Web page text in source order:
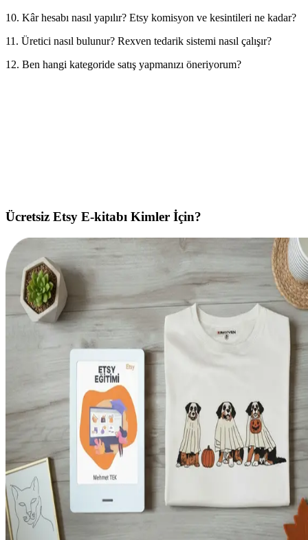
10. Kâr hesabı nasıl yapılır? Etsy komisyon ve kesintileri ne kadar?
11. Üretici nasıl bulunur? Rexven tedarik sistemi nasıl çalışır?
12. Ben hangi kategoride satış yapmanızı öneriyorum?
Ücretsiz Etsy E-kitabı Kimler İçin?